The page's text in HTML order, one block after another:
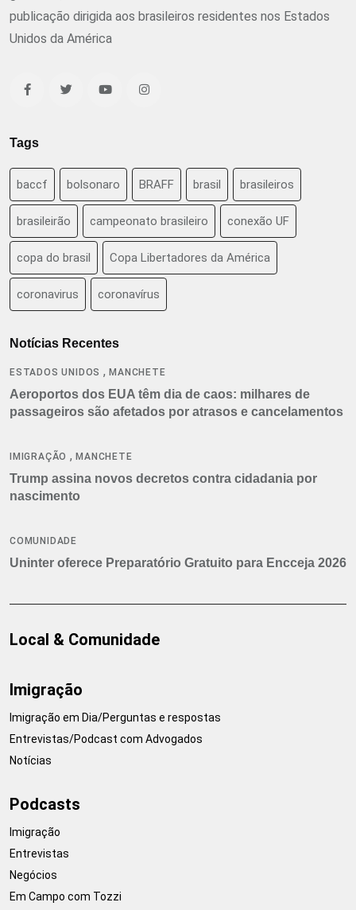
publicação dirigida aos brasileiros residentes nos Estados
Unidos da América
Tags
baccf bolsonaro BRAFF brasil brasileiros
brasileirão campeonato brasileiro conexão UF
copa do brasil Copa Libertadores da América
coronavirus coronavírus
Notícias Recentes
ESTADOS UNIDOS ,MANCHETE
Aeroportos dos EUA têm dia de caos: milhares de
passageiros são afetados por atrasos e cancelamentos
IMIGRAÇÃO ,MANCHETE
Trump assina novos decretos contra cidadania por
nascimento
COMUNIDADE
Uninter oferece Preparatório Gratuito para Encceja 2026
Local & Comunidade
Imigração
Imigração em Dia/Perguntas e respostas
Entrevistas/Podcast com Advogados
Notícias
Podcasts
Imigração
Entrevistas
Negócios
Em Campo com Tozzi